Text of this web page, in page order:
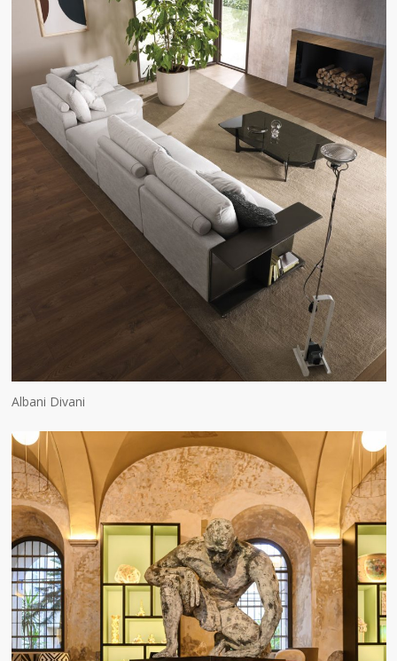
Albani Divani